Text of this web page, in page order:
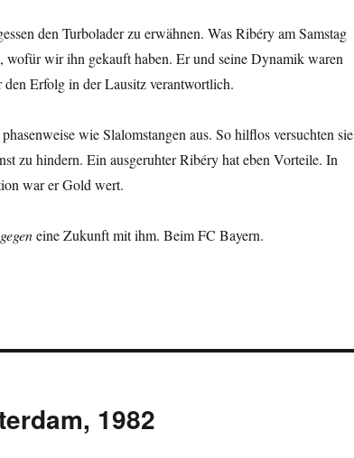
den Turbolader zu erwähnen. Was Ribéry am Samstag
wofür wir ihn gekauft haben. Er und seine Dynamik waren
Erfolg in der Lausitz verantwortlich.
wie Slalomstangen aus. So hilflos versuchten sie
zu hindern. Ein ausgeruhter Ribéry hat eben Vorteile. In
war er Gold wert.
gegeneine Zukunft mit ihm. Beim FC Bayern.
1982